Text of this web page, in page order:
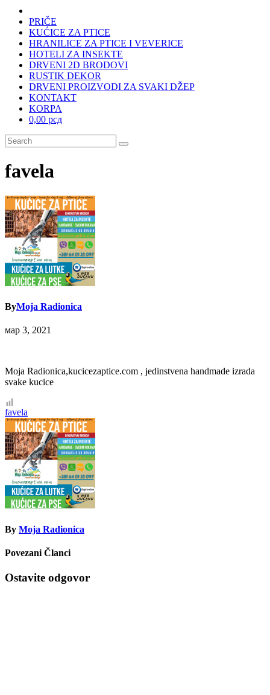
PRIČE
KUĆICE ZA PTICE
HRANILICE ZA PTICE I VEVERICE
HOTELI ZA INSEKTE
DRVENI 2D BRODOVI
RUSTIK DEKOR
DRVENI PROIZVODI ZA SVAKI DŽEP
KONTAKT
KORPA
0,00 рсд
favela
ByMoja Radionica
мар 3, 2021
Moja Radionica,kucicezaptice.com , jedinstvena handmade izrada
svake kucice
Кретање
чланка
favela
By Moja Radionica
Povezani Članci
Ostavite odgovor